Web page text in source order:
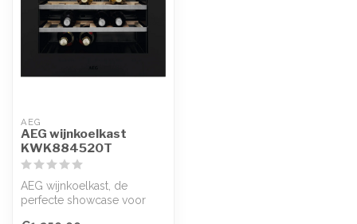
AEG
AEG wijnkoelkast
KWK884520T
AEG wijnkoelkast, de
perfecte showcase voor